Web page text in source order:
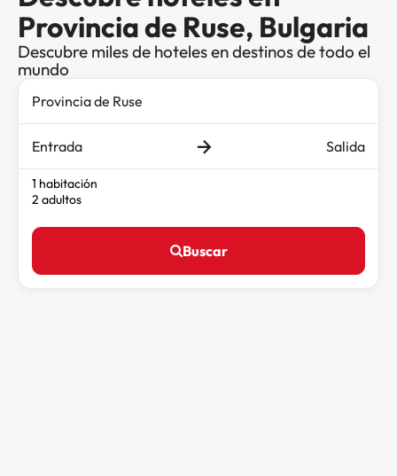
Provincia de Ruse, Bulgaria
Descubre miles de hoteles en destinos de todo el
mundo
Entrada Salida
1 habitación
2 adultos
Buscar